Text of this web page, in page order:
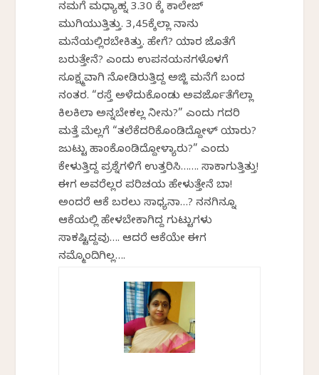
ನಮಗೆ ಮಧ್ಯಾಹ್ನ 3.30 ಕ್ಕೆ ಕಾಲೇಜ್
ಮುಗಿಯುತ್ತಿತ್ತು. 3,45ಕ್ಕೆಲ್ಲಾ ನಾನು
ಮನೆಯಲ್ಲಿರಬೇಕಿತ್ತು. ಹೇಗೆ? ಯಾರ ಜೊತೆಗೆ
ಬರುತ್ತೇನೆ? ಎಂದು ಉಪನಯನಗಳೊಳಗೆ
ಸೂಕ್ಷ್ಮವಾಗಿ ನೋಡಿರುತ್ತಿದ್ದ ಅಜ್ಜಿ ಮನೆಗೆ ಬಂದ
ನಂತರ. “ರಸ್ತೆ ಅಳೆದುಕೊಂಡು ಅವರ್ಜೊತೆಗೆಲ್ಲಾ
ಕಿಲಕಿಲಾ ಅನ್ನಬೇಕಲ್ಲ ನೀನು?” ಎಂದು ಗದರಿ
ಮತ್ತೆ ಮೆಲ್ಲಗೆ “ತಲೆಕೆದರಿಕೊಂಡಿದ್ದೋಳ್ ಯಾರು?
ಜುಟ್ಟು ಹಾಂಕೊಂಡಿದ್ದೋಳ್ಯಾರು?” ಎಂದು
ಕೇಳುತ್ತಿದ್ದ ಪ್ರಶ್ನೆಗಳಿಗೆ ಉತ್ತರಿಸಿ……. ಸಾಕಾಗುತ್ತಿತ್ತು!
ಈಗ ಅವರೆಲ್ಲರ ಪರಿಚಯ ಹೇಳುತ್ತೇನೆ ಬಾ!
ಅಂದರೆ ಆಕೆ ಬರಲು ಸಾಧ್ಯನಾ…? ನನಗಿನ್ನೂ
ಆಕೆಯಲ್ಲಿ ಹೇಳಬೇಕಾಗಿದ್ದ ಗುಟ್ಟುಗಳು
ಸಾಕಷ್ಟಿದ್ದವು…. ಆದರೆ ಆಕೆಯೇ ಈಗ
ನಮ್ಮೊಂದಿಗಿಲ್ಲ….